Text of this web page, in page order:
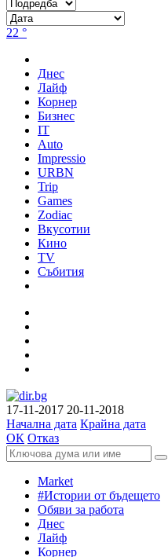
22 °
Днес
Лайф
Корнер
Бизнес
IT
Auto
Impressio
URBN
Trip
Games
Zodiac
Вкусотии
Кино
TV
Събития
17-11-2017 20-11-2018
Начална дата Крайна дата
ОК Отказ
Market
#Истории от бъдещето
Обяви за работа
Днес
Лайф
Корнер